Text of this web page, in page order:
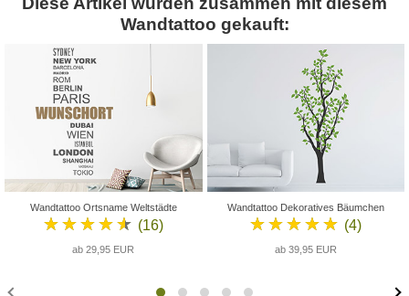
Wandtattoo gekauft:
Wandtattoo Ortsname Weltstädte
★★★★★ (16)
ab 29,95 EUR
Wandtattoo Dekoratives Bäumchen
★★★★★ (4)
ab 39,95 EUR